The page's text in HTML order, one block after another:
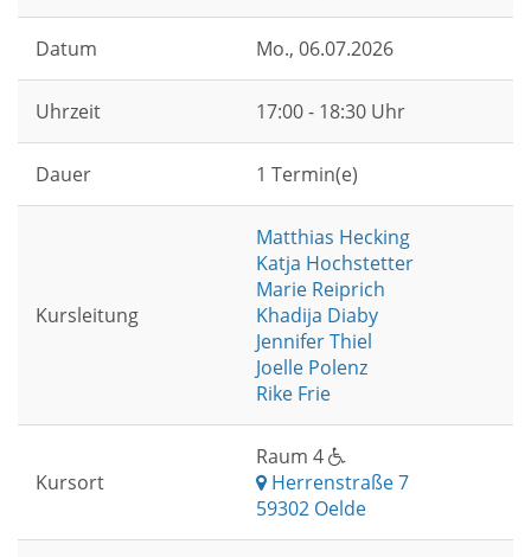
Datum Mo., 06.07.2026
Uhrzeit 17:00 - 18:30 Uhr
Dauer 1 Termin(e)
Kursleitung
Matthias Hecking
Katja Hochstetter
Marie Reiprich
Khadija Diaby
Jennifer Thiel
Joelle Polenz
Rike Frie
Kursort
Raum 4
Herrenstraße 7
59302 Oelde